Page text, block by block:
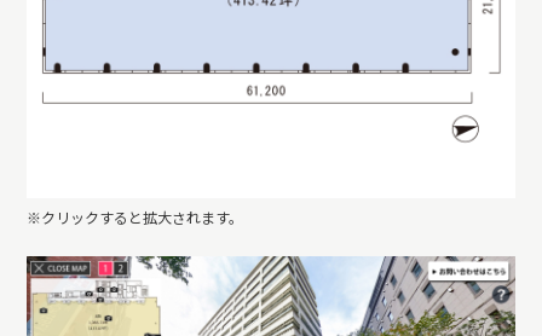
※クリックすると拡大されます。